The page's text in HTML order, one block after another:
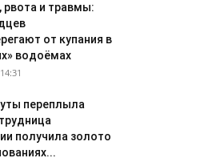
рвота и травмы:
от купания в
водоёмах
переплыла
получила золото